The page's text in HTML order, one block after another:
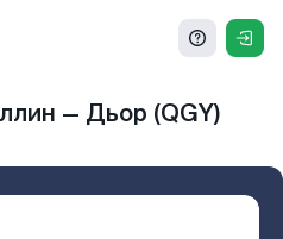
— Дьор (QGY)